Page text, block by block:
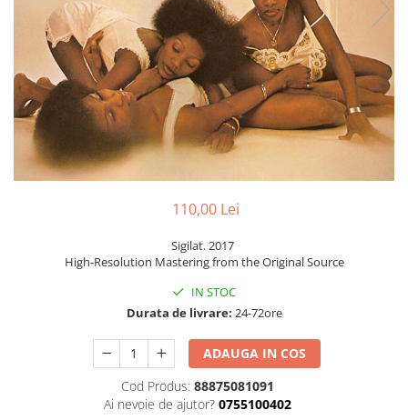
Viniluri Românești
Colecția Electrecord
110,00 Lei
Sigilat. 2017
High-Resolution Mastering from the Original Source
IN STOC
Durata de livrare: 24-72ore
ADAUGA IN COS
Cod Produs: 88875081091
Ai nevoie de ajutor? 0755100402